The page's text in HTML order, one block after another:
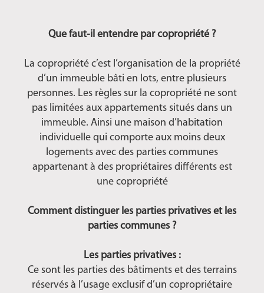
Que faut-il entendre par copropriété ?
La copropriété c’est l’organisation de la propriété
d’un immeuble bâti en lots, entre plusieurs
personnes. Les règles sur la copropriété ne sont
pas limitées aux appartements situés dans un
immeuble. Ainsi une maison d’habitation
individuelle qui comporte aux moins deux
logements avec des parties communes
appartenant à des propriétaires différents est
une copropriété
Comment distinguer les parties privatives et les
parties communes ?
Les parties privatives :
Ce sont les parties des bâtiments et des terrains
réservés à l’usage exclusif d’un copropriétaire